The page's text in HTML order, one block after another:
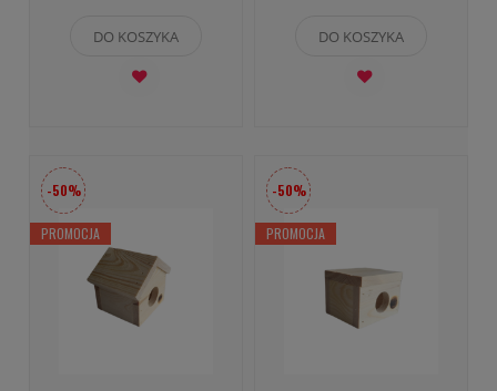
DO KOSZYKA DO KOSZYKA
PROMOCJA
-50%
PROMOCJA
-50%